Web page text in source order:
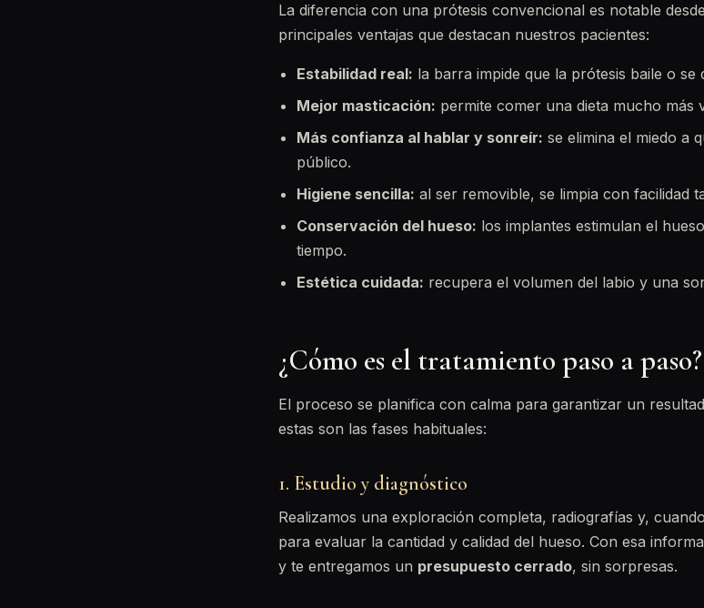
La diferencia con una prótesis convencional es notable
principales ventajas que destacan nuestros pacientes:
Estabilidad real: la barra impide que la prótesis baile o se
Mejor masticación: permite comer una dieta mucho más
Más confianza al hablar y sonreír: se elimina el miedo a
público.
Higiene sencilla: al ser removible, se limpia con facilidad
Conservación del hueso: los implantes estimulan el
tiempo.
Estética cuidada: recupera el volumen del labio y una
¿Cómo es el tratamiento paso a paso?
El proceso se planifica con calma para garantizar un
estas son las fases habituales:
1. Estudio y diagnóstico
Realizamos una exploración completa, radiografías y,
para evaluar la cantidad y calidad del hueso. Con esa
y te entregamos un presupuesto cerrado, sin sorpresas.